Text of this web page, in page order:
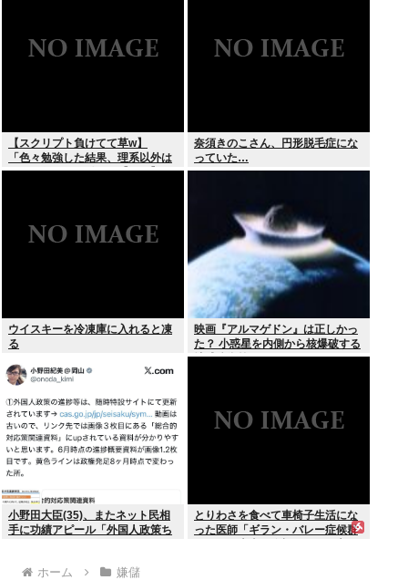
【スクリプト負けてて草w】
「色々勉強した結果、理系以外は
エラー品だと気付いた【ガチ】」
奈須きのこさん、円形脱毛症にな
っていた…
ウイスキーを冷凍庫に入れると凍
る
映画『アルマゲドン』は正しかっ
た？ 小惑星を内側から核爆破する
地球防衛策
小野田大臣(35)、またネット民相
手に功績アピール「外国人政策ち
とりわさを食べて車椅子生活にな
った医師「ギラン・バレー症候群
ホーム 嫌儲